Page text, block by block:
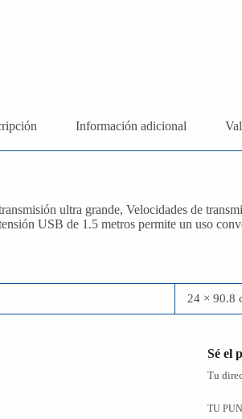
Información adicional
ultra grande, Velocidades de
USB de 1.5 metros permite un uso
24 × 90.8
Sé el
Tu
TU